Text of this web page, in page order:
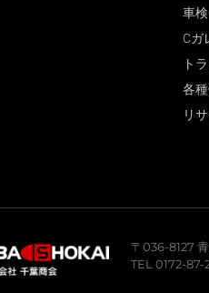
車
Cガ
ト
各
リ
〒036-8127
TEL 0172-